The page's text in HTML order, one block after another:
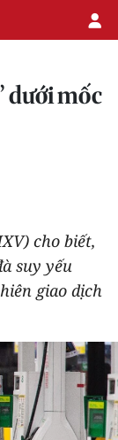
dưới mốc
cho biết,
suy yếu
giao dịch